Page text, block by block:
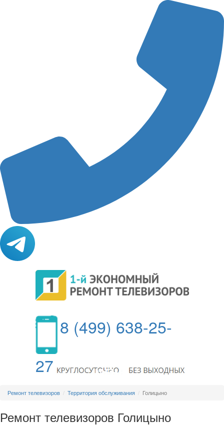
8 (499) 638-25-
27
МЕНЮ
Ремонт телевизоров Территория обслуживания Голицыно
Ремонт телевизоров Голицыно